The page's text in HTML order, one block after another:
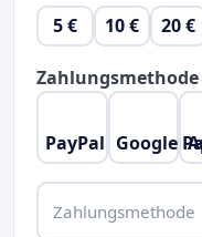
5 € 10 € 20 €
Zahlungsmethode
PayPal Google
Zahlungsmethode